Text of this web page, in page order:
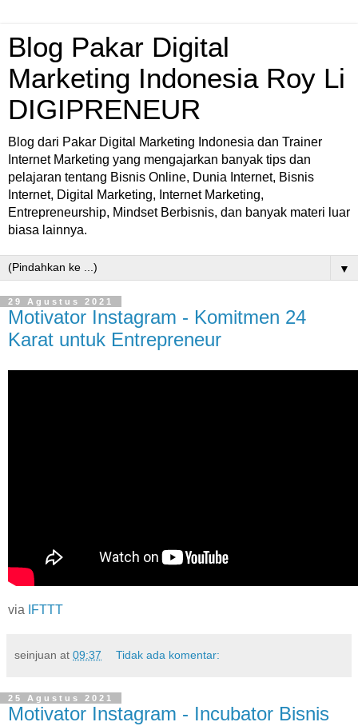
Blog Pakar Digital
Marketing Indonesia Roy Li
DIGIPRENEUR
Blog dari Pakar Digital Marketing Indonesia dan Trainer
Internet Marketing yang mengajarkan banyak tips dan
pelajaran tentang Bisnis Online, Dunia Internet, Bisnis
Internet, Digital Marketing, Internet Marketing,
Entrepreneurship, Mindset Berbisnis, dan banyak materi luar
biasa lainnya.
▼
29 Agustus 2021
Motivator Instagram - Komitmen 24
Karat untuk Entrepreneur
via IFTTT
seinjuan at 09:37 Tidak ada komentar:
25 Agustus 2021
Motivator Instagram - Incubator Bisnis